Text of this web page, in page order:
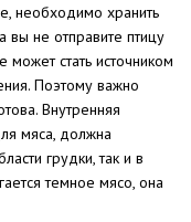
необходимо хранить
вы не отправите птицу
стать источником
Поэтому важно
Внутренняя
мяса, должна
грудки, так и в
темное мясо, она